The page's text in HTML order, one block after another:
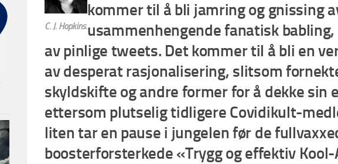
C. J. Hopkins.
kommer til å bli jamring og gnissing
usammenhengende fanatisk
av pinlige tweets. Det kommer til å bli en
av desperat rasjonalisering, slitsom
skyldskifte og andre former for å dekke sin
ettersom plutselig tidligere Covidikult-
liten tar en pause i jungelen før de
boosterforsterkede «Trygg og effektiv